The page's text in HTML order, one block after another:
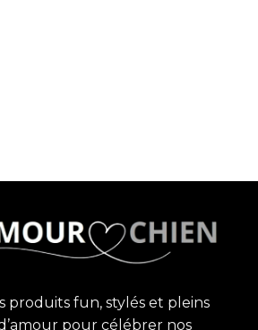
produits fun, stylés et pleins
pour célébrer nos